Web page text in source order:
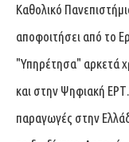
Καθολικό
αποφοιτήσει από το
"Υπηρέτησα" αρκετά
και στην Ψηφιακή
παραγωγές στην